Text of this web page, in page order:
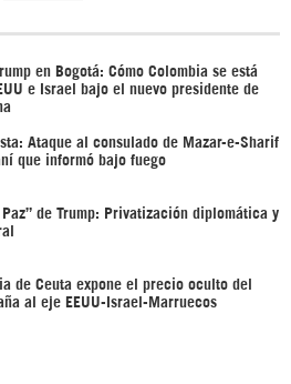
en Bogotá: Cómo Colombia se está
e Israel bajo el nuevo presidente de
Ataque al consulado de Mazar-e-Sharif
que informó bajo fuego
Paz” de Trump: Privatización diplomática y
de Ceuta expone el precio oculto del
al eje EEUU-Israel-Marruecos